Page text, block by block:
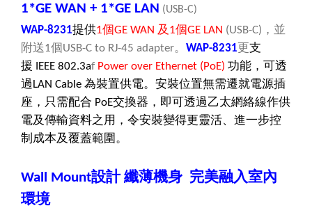
1*GE WAN + 1*GE LAN (USB-C)
WAP-8231提供1個GE WAN 及 1個GE LAN (USB-C) ，並
附送1個USB-C to RJ-45 adapter。 WAP-8231更支
援 IEEE 802.3af Power over Ethernet (PoE) 功能，可透
過 LAN Cable 為裝置供電。安裝位置無需遷就電源插
座，只需配合 PoE交換器，即可透過乙太網絡線作供
電及傳輸資料之用，令安裝變得更靈活、進一步控
制成本及覆蓋範圍。
Wall Mount設計 纖薄機身 完美融入室內
環境